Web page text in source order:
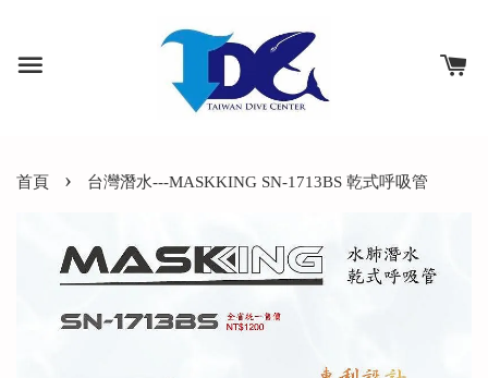
首頁 › 台灣潛水---MASKKING SN-1713BS 乾式呼吸管